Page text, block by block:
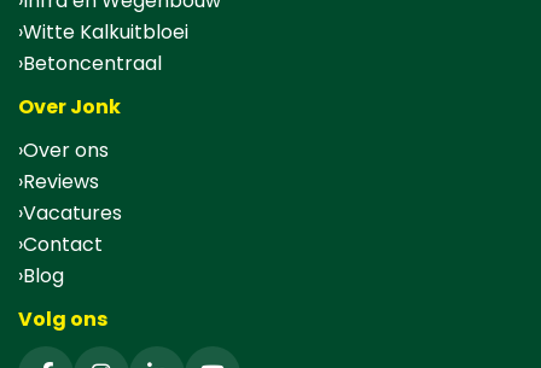
Witte Kalkuitbloei
Betoncentraal
Over Jonk
Over ons
Reviews
Vacatures
Contact
Blog
Volg ons